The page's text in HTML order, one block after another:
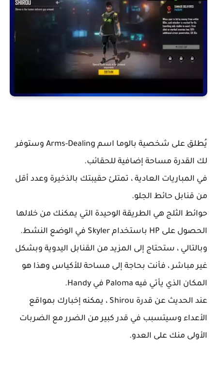
يُطلق على شخصية بالوما اسم Arms-Dealing وستوفر
لك القدرة مساحة إضافية للحقائب.
في المباريات العادية ، تمتلئ حقيبتك بالذخيرة وعدد أقل
من قنابل حائط الجلو.
حوائط الثلج هي الطريقة الوحيدة التي يمكنك من خلالها
الحصول على HP باستخدام Skyler في الوضع النشط.
وبالتالي ، ستحتاج إلى المزيد من القنابل اليدوية وبشكل
غير مباشر ، فأنت بحاجة إلى مساحة للأكياس وهذا هو
المكان الذي يأتي فيه Paloma في Handy.
عند الحديث عن قدرة Shirou ، يمكنه إخبارك بمواقع
الأعداء وسيتسبب في قدر كبير من الضرر مع الضربات
الأولى منك على العدو.